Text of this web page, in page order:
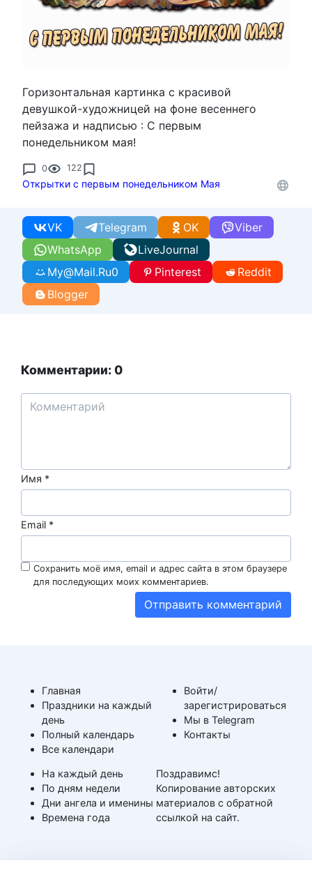
Горизонтальная картинка с красивой
девушкой-художницей на фоне весеннего
пейзажа и надписью : С первым
понедельником мая!
0 122
Открытки с первым понедельником Мая
WhatsApp
VK Telegram Viber
OK
LiveJournal
My@Mail.Ru0 Pinterest
Reddit
Blogger
Комментарии: 0
Имя *
Email *
Сохранить моё имя, email и адрес сайта в этом браузере
для последующих моих комментариев.
Главная
Праздники на каждый
день
Полный календарь
Все календари
На каждый день
По дням недели
Дни ангела и именины
Времена года
Войти/
зарегистрироваться
Мы в Telegram
Контакты
Поздравимс!
Копирование авторских
материалов с обратной
ссылкой на сайт.